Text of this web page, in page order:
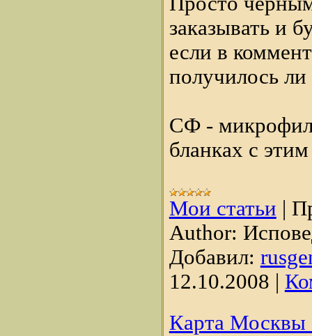
заказывать и
если в
получилось
СФ-
бланках с
Мои статьи
Author:
Добавил:
12.10.2008
Карта Москвы